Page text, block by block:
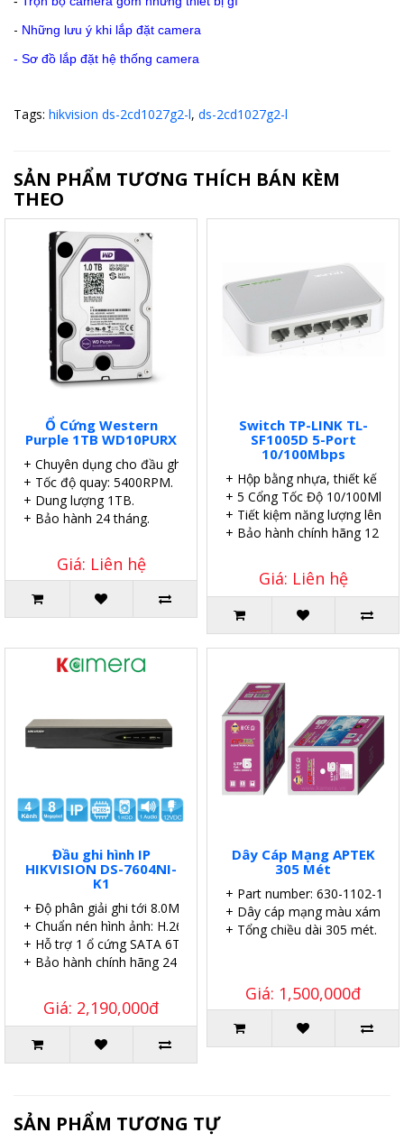
- Những lưu ý khi lắp đặt camera
- Sơ đồ lắp đặt hệ thống camera
Tags: hikvision ds-2cd1027g2-l, ds-2cd1027g2-l
SẢN PHẨM TƯƠNG THÍCH BÁN KÈM
THEO
Ổ Cứng Western
Purple 1TB WD10PURX
+ Chuyên dụng cho đầu ghi.
+ Tốc độ quay: 5400RPM.
+ Dung lượng 1TB.
+ Bảo hành 24 tháng.
Giá: Liên hệ
Switch TP-LINK TL-
SF1005D 5-Port
10/100Mbps
+ Hộp bằng nhựa, thiết kế để
+ 5 Cổng Tốc Độ 10/100Mbps.
+ Tiết kiệm năng lượng lên
+ Bảo hành chính hãng 12
Giá: Liên hệ
Đầu ghi hình IP
HIKVISION DS-7604NI-
K1
+ Độ phân giải ghi tới 8.0MP.
+ Chuẩn nén hình ảnh: H.265.
+ Hỗ trợ 1 ổ cứng SATA 6TB.
+ Bảo hành chính hãng 24 tháng.
Giá: 2,190,000đ
Dây Cáp Mạng APTEK
305 Mét
+ Part number: 630-1102-1
+ Dây cáp mạng màu xám.
+ Tổng chiều dài 305 mét.
Giá: 1,500,000đ
SẢN PHẨM TƯƠNG TỰ